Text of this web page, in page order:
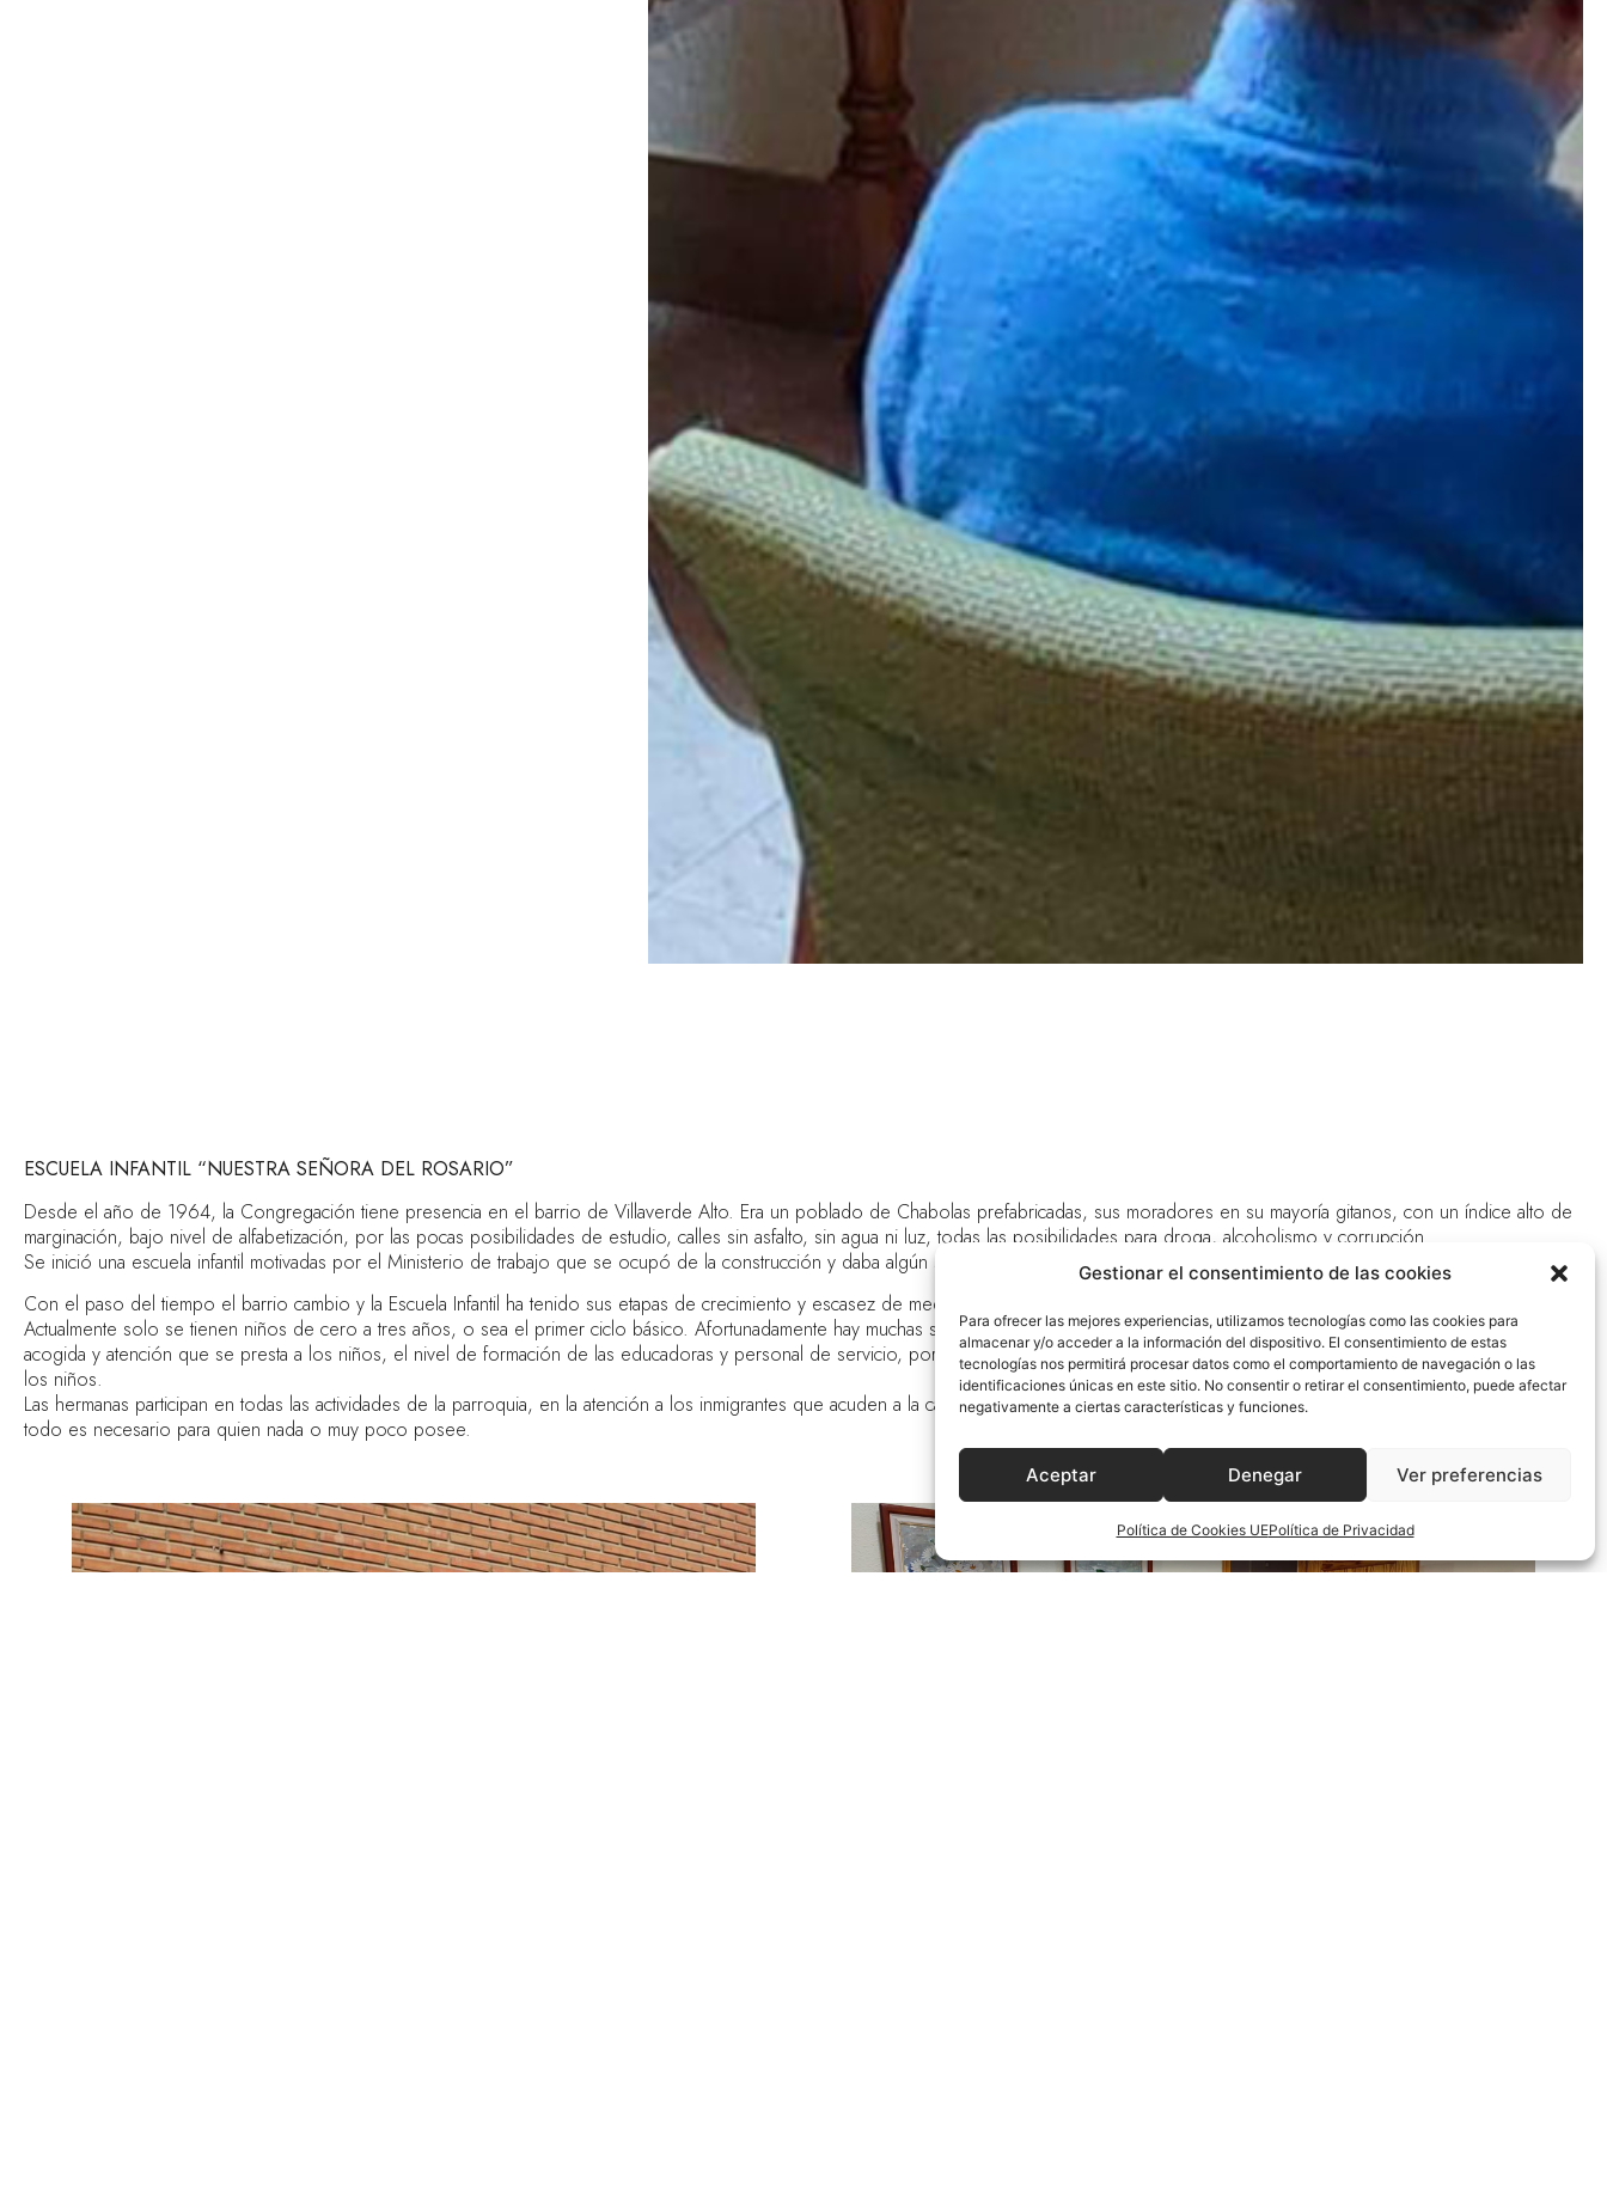
Gestionar el consentimiento de las cookies
Para ofrecer las mejores experiencias, utilizamos tecnologías como las cookies para
almacenar y/o acceder a la información del dispositivo. El consentimiento de estas
tecnologías nos permitirá procesar datos como el comportamiento de navegación o las
identificaciones únicas en este sitio. No consentir o retirar el consentimiento, puede afectar
negativamente a ciertas características y funciones.
Aceptar Denegar Ver preferencias
Política de Cookies UEPolítica de Privacidad
ESCUELA INFANTIL “NUESTRA SEÑORA DEL ROSARIO”
Desde el año de 1964, la Congregación tiene presencia en el barrio de Villaverde Alto. Era un poblado de Chabolas prefabricadas, sus moradores en su mayoría gitanos, con un índice alto de
marginación, bajo nivel de alfabetización, por las pocas posibilidades de estudio, calles sin asfalto, sin agua ni luz, todas las posibilidades para droga, alcoholismo y corrupción.
Se inició una escuela infantil motivadas por el Ministerio de trabajo que se ocupó de la construcción y daba algún salario.
Con el paso del tiempo el barrio cambio y la Escuela Infantil ha tenido sus etapas de crecimiento y escasez de medios económicos.
Actualmente solo se tienen niños de cero a tres años, o sea el primer ciclo básico. Afortunadamente hay muchas solicitudes de las familias para que se reciba a sus hijos, por la calidad de
acogida y atención que se presta a los niños, el nivel de formación de las educadoras y personal de servicio, por las instalaciones que son optimas y el seguimiento y relación con las familias de
los niños.
Las hermanas participan en todas las actividades de la parroquia, en la atención a los inmigrantes que acuden a la casa en busca de apoyo, escucha, petición de alimentos y solicitud de trabajo,
todo es necesario para quien nada o muy poco posee.